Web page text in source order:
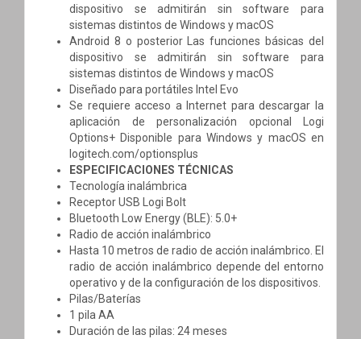
dispositivo se admitirán sin software para
sistemas distintos de Windows y macOS
Android 8 o posterior Las funciones básicas del
dispositivo se admitirán sin software para
sistemas distintos de Windows y macOS
Diseñado para portátiles Intel Evo
Se requiere acceso a Internet para descargar la
aplicación de personalización opcional Logi
Options+ Disponible para Windows y macOS en
logitech.com/optionsplus
ESPECIFICACIONES TÉCNICAS
Tecnología inalámbrica
Receptor USB Logi Bolt
Bluetooth Low Energy (BLE): 5.0+
Radio de acción inalámbrico
Hasta 10 metros de radio de acción inalámbrico. El
radio de acción inalámbrico depende del entorno
operativo y de la configuración de los dispositivos.
Pilas/Baterías
1 pila AA
Duración de las pilas: 24 meses